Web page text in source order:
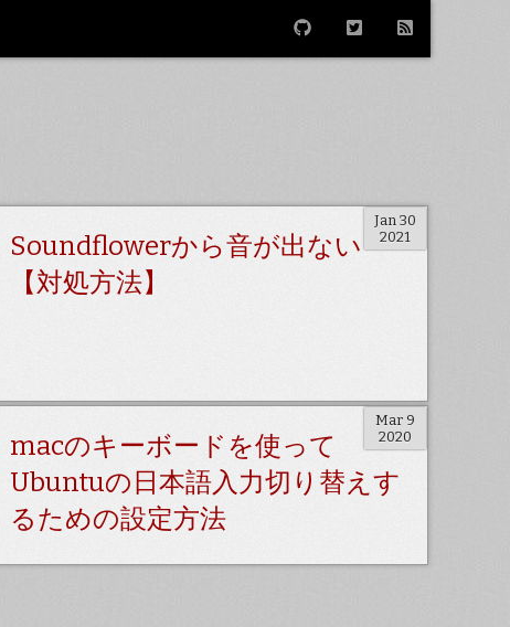
Jan 30
2021
Soundflowerから音が出ない
【対処方法】
Mar 9
2020
macのキーボードを使って
Ubuntuの日本語入力切り替えす
るための設定方法